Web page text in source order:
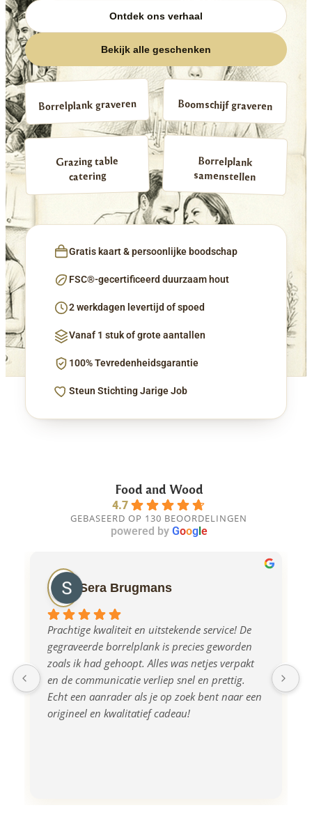
Ontdek ons verhaal
Bekijk alle geschenken
Borrelplank graveren Boomschijf graveren
Grazing table
catering
Borrelplank
samenstellen
Gratis kaart & persoonlijke boodschap
FSC®-gecertificeerd duurzaam hout
2 werkdagen levertijd of spoed
Vanaf 1 stuk of grote aantallen
100% Tevredenheidsgarantie
Steun Stichting Jarige Job
Food and Wood
4.7
GEBASEERD OP 130 BEOORDELINGEN
powered by Googl e
Sera Brugmans
Prachtige kwaliteit en uitstekende service! De
gegraveerde borrelplank is precies geworden
zoals ik had gehoopt. Alles was netjes verpakt
en de communicatie verliep snel en prettig.
Echt een aanrader als je op zoek bent naar een
origineel en kwalitatief cadeau!